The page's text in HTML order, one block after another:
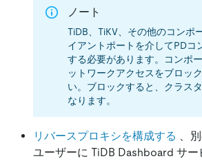
ノート
TiDB、TiKV、その他のコンポ
イアントポートを介してPDコ
する必要があります。コンポ
ットワークアクセスをブロッ
い。ブロックすると、クラス
なります。
リバースプロキシを構成する 、
ユーザーに TiDB Dashboard サー